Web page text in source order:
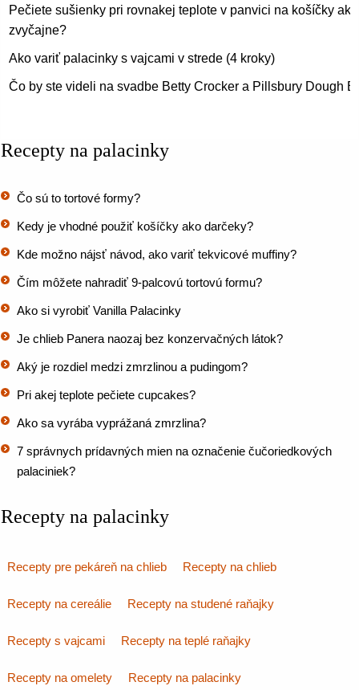
Pečiete sušienky pri rovnakej teplote v panvici na košíčky ako
zvyčajne?
Ako variť palacinky s vajcami v strede (4 kroky)
Čo by ste videli na svadbe Betty Crocker a Pillsbury Dough
Recepty na palacinky
Čo sú to tortové formy?
Kedy je vhodné použiť košíčky ako darčeky?
Kde možno nájsť návod, ako variť tekvicové muffiny?
Čím môžete nahradiť 9-palcovú tortovú formu?
Ako si vyrobiť Vanilla Palacinky
Je chlieb Panera naozaj bez konzervačných látok?
Aký je rozdiel medzi zmrzlinou a pudingom?
Pri akej teplote pečiete cupcakes?
Ako sa vyrába vyprážaná zmrzlina?
7 správnych prídavných mien na označenie čučoriedkových
palaciniek?
Recepty na palacinky
Recepty pre pekáreň na chlieb Recepty na chlieb
Recepty na cereálie Recepty na studené raňajky
Recepty s vajcami Recepty na teplé raňajky
Recepty na omelety Recepty na palacinky